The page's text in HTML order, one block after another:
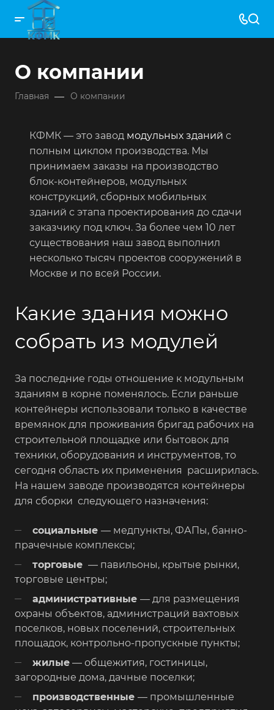
О компании
Главная — О компании
КФМК — это завод модульных зданий с
полным циклом производства. Мы
принимаем заказы на производство
блок-контейнеров, модульных
конструкций, сборных мобильных
зданий с этапа проектирования до сдачи
заказчику под ключ. За более чем 10 лет
существования наш завод выполнил
несколько тысяч проектов сооружений в
Москве и по всей России.
Какие здания можно
собрать из модулей
За последние годы отношение к модульным
зданиям в корне поменялось. Если раньше
контейнеры использовали только в качестве
времянок для проживания бригад рабочих на
строительной площадке или бытовок для
техники, оборудования и инструментов, то
сегодня область их применения расширилась.
На нашем заводе производятся контейнеры
для сборки следующего назначения:
социальные — медпункты, ФАПы, банно-
прачечные комплексы;
торговые — павильоны, крытые рынки,
торговые центры;
административные — для размещения
охраны объектов, администраций вахтовых
поселков, новых поселений, строительных
площадок, контрольно-пропускные пункты;
жилые — общежития, гостиницы,
загородные дома, дачные поселки;
производственные — промышленные